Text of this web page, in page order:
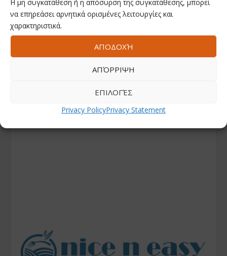
Η μη συγκατάθεση ή η απόσυρση της συγκατάθεσης, μπορεί
να επηρεάσει αρνητικά ορισμένες λειτουργίες και
χαρακτηριστικά.
ΑΠΟΔΟΧΉ
ΑΠΌΡΡΙΨΗ
ΕΠΙΛΟΓΈΣ
Privacy PolicyPrivacy Statement